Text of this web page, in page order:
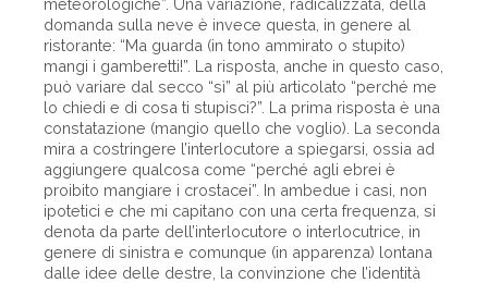
meteorologiche”. Una variazione, radicalizzata, della
domanda sulla neve è invece questa, in genere al
ristorante: “Ma guarda (in tono ammirato o stupito)
mangi i gamberetti!”. La risposta, anche in questo caso,
può variare dal secco “sì” al più articolato “perché me
lo chiedi e di cosa ti stupisci?”. La prima risposta è una
constatazione (mangio quello che voglio). La seconda
mira a costringere l’interlocutore a spiegarsi, ossia ad
aggiungere qualcosa come “perché agli ebrei è
proibito mangiare i crostacei”. In ambedue i casi, non
ipotetici e che mi capitano con una certa frequenza, si
denota da parte dell’interlocutore o interlocutrice, in
genere di sinistra e comunque (in apparenza) lontana
dalle idee delle destre, la convinzione che l’identità